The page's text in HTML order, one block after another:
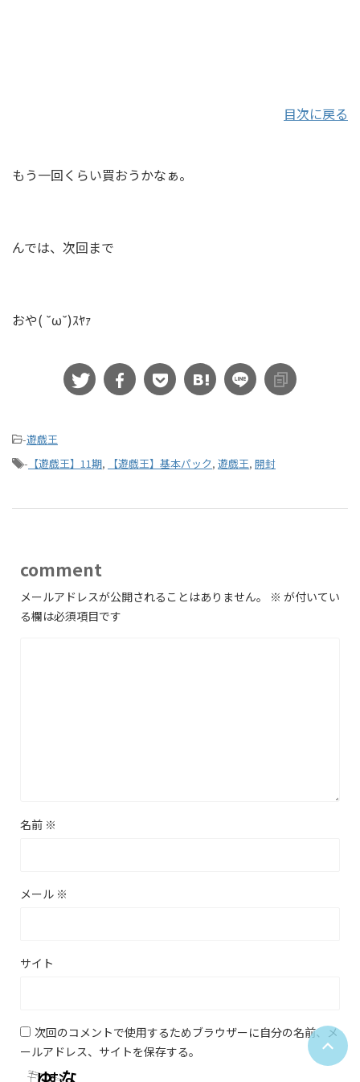
目次に戻る
もう一回くらい買おうかなぁ。
んでは、次回まで
おや( ˘ω˘)ｽﾔｧ
-遊戯王
- 【遊戯王】11期, 【遊戯王】基本パック, 遊戯王, 開封
comment
メールアドレスが公開されることはありません。 ※ が付いてい
る欄は必須項目です
名前 ※
メール ※
サイト
次回のコメントで使用するためブラウザーに自分の名前、メ
ールアドレス、サイトを保存する。